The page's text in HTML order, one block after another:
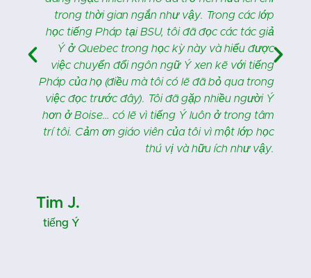
trong thời gian ngắn như vậy. Trong các lớp
học tiếng Pháp tại BSU, tôi đã đọc các tác giả
Ý ở Quebec trong học kỳ này và hiểu được
việc chuyển đổi ngôn ngữ Ý xen kẽ với tiếng
Pháp của họ (điều mà tôi có lẽ đã bỏ qua trong
việc đọc trước đây). Tôi đã gặp nhiều người Ý
hơn ở Boise… có lẽ vì tiếng Ý luôn ở trong tâm
trí tôi. Cảm ơn giáo viên của tôi vì một lớp học
thú vị và hữu ích như vậy.
Tim J.
tiếng Ý